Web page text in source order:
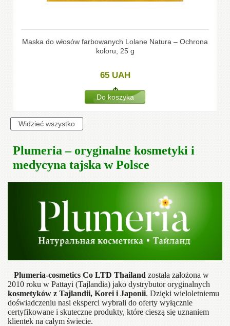
Maska do włosów farbowanych Lolane Natura – Ochrona
koloru, 25 g
65 UAH
Plumeria – oryginalne kosmetyki i
medycyna tajska w Polsce
Plumeria-cosmetics Co LTD Thailand została założona w
2010 roku w Pattayi (Tajlandia) jako dystrybutor oryginalnych
kosmetyków z Tajlandii, Korei i Japonii. Dzięki wieloletniemu
doświadczeniu nasi eksperci wybrali do oferty wyłącznie
certyfikowane i skuteczne produkty, które cieszą się uznaniem
klientek na całym świecie.